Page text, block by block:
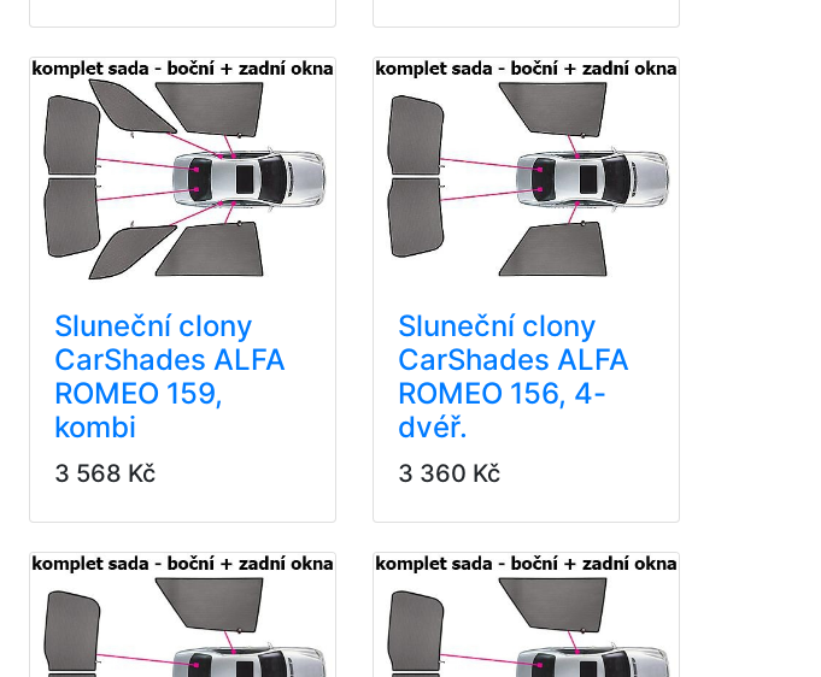
Sluneční clony
CarShades ALFA
ROMEO 159,
kombi
3 568 Kč
Sluneční clony
CarShades ALFA
ROMEO 156, 4-
dvéř.
3 360 Kč